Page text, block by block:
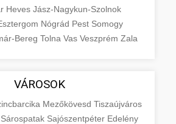
Heves Jász-Nagykun-Szolnok
Nógrád Pest Somogy
Bereg Tolna Vas Veszprém Zala
VÁROSOK
Mezőkövesd Tiszaújváros
Sárospatak Sajószentpéter Edelény